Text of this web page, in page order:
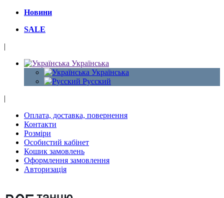
Новини
SALE
|
Українська
Українська
Русский
|
Оплата, доставка, повернення
Контакти
Розміри
Особистий кабінет
Кошик замовлень
Оформлення замовлення
Авторизація